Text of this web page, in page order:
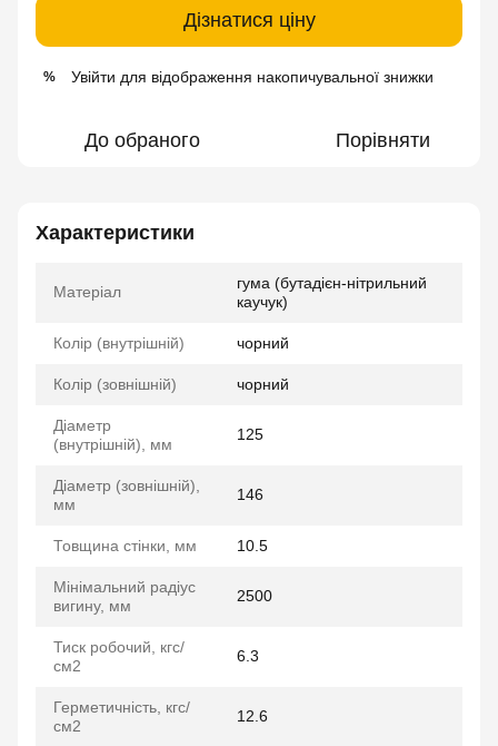
Дізнатися ціну
% Увійти для відображення накопичувальної знижки
До обраного Порівняти
Характеристики
Матеріал
гума (бутадієн-нітрильний
каучук)
Колір (внутрішній) чорний
Колір (зовнішній) чорний
Діаметр
(внутрішній), мм
125
Діаметр (зовнішній),
мм
146
Товщина стінки, мм 10.5
Мінімальний радіус
вигину, мм
2500
Тиск робочий, кгс/
см2
6.3
Герметичність, кгс/
см2
12.6